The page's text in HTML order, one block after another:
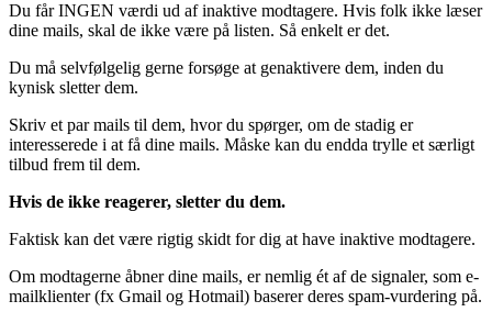
Du får INGEN værdi ud af inaktive modtagere. Hvis folk ikke læser
dine mails, skal de ikke være på listen. Så enkelt er det.
Du må selvfølgelig gerne forsøge at genaktivere dem, inden du
kynisk sletter dem.
Skriv et par mails til dem, hvor du spørger, om de stadig er
interesserede i at få dine mails. Måske kan du endda trylle et særligt
tilbud frem til dem.
Hvis de ikke reagerer, sletter du dem.
Faktisk kan det være rigtig skidt for dig at have inaktive modtagere.
Om modtagerne åbner dine mails, er nemlig ét af de signaler, som e-
mailklienter (fx Gmail og Hotmail) baserer deres spam-vurdering på.